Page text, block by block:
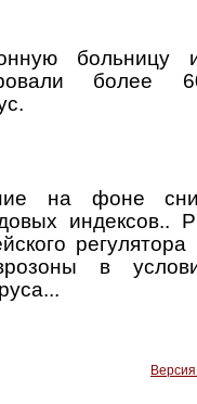
больницу
на фоне
индексов..
в